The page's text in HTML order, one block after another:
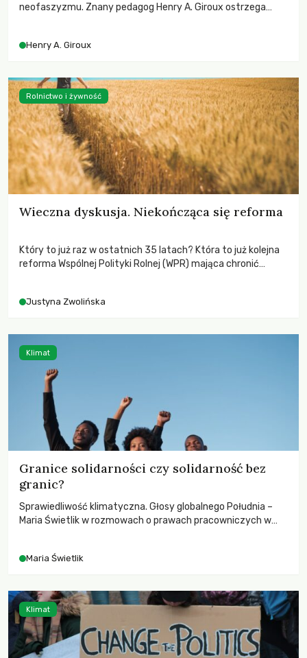
neofaszyzmu. Znany pedagog Henry A. Giroux ostrzega
wychowają świadomych obywateli?
Henry A. Giroux
Wieczna dyskusja. Niekończąca się reforma
Który to już raz w ostatnich 35 latach? Która to już kolejna
reforma Wspólnej Polityki Rolnej (WPR) mająca chronić
Justyna Zwolińska
Rolnictwo i żywność
Granice solidarności czy solidarność bez
granic?
Sprawiedliwość klimatyczna. Głosy globalnego Południa –
Maria Świetlik w rozmowach o prawach pracowniczych w
Maria Świetlik
Klimat
Klimat